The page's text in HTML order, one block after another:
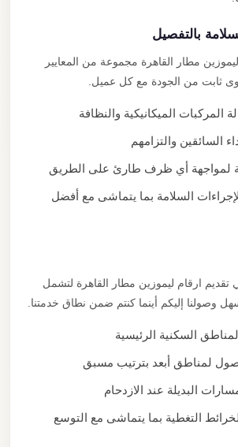
بالتفصيل
مطار القاهرة مجموعة من المعايير
ثابت من الجودة مع كل عميل.
الميكانيكية والنظافة
السائقين والتزامهم
أي ظرف طارئ على الطريق
السلامة بما يتماشى مع أفضل
ارقام ليموزين مطار القاهرة لتشمل
وصولنا إليكم أينما كنتم ضمن نطاق خدمتنا.
السكنية الرئيسية
لمناطق أبعد بترتيب مسبق
البديلة عند الازدحام
التغطية بما يتماشى مع التوسع